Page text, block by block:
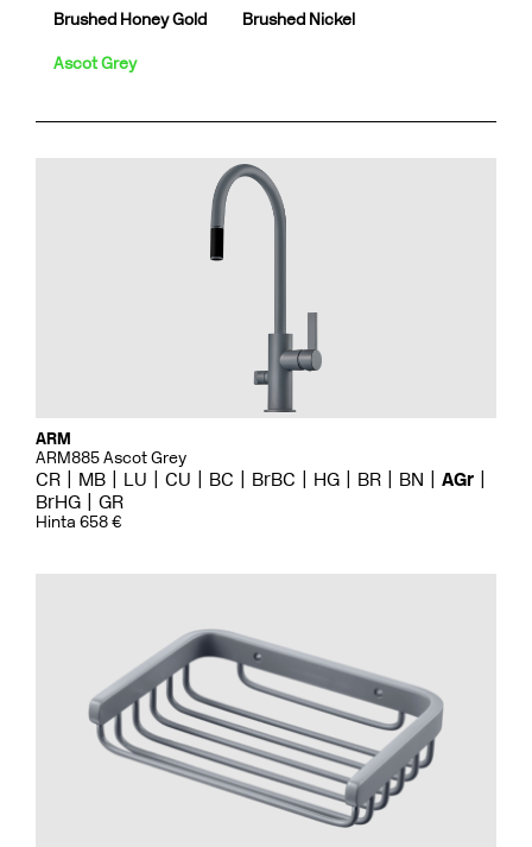
Brushed Honey Gold Brushed Nickel
Ascot Grey
ARM
ARM885 Ascot Grey
CR MB LU CU BC BrBC HG BR BN
AGr
BrHG
GR
Hinta 658 €